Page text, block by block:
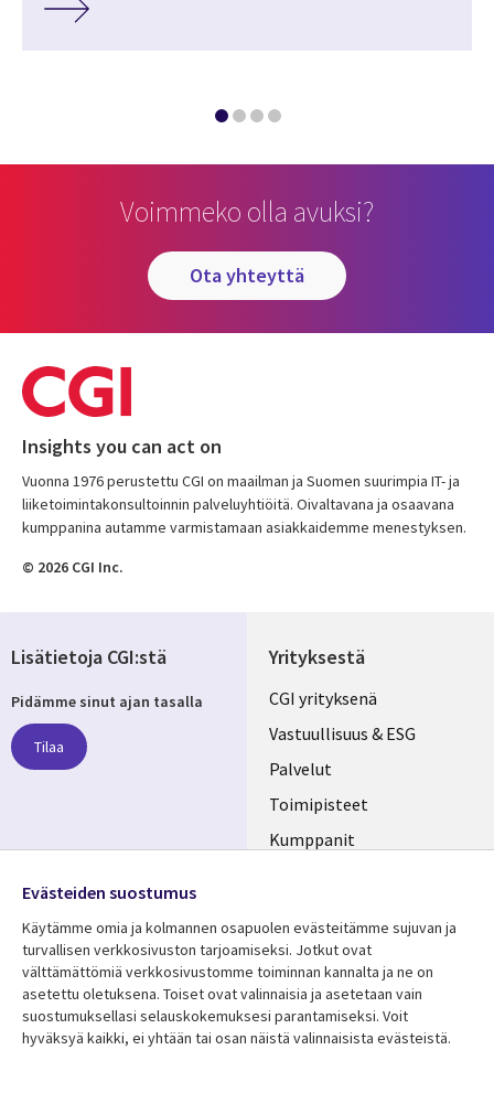
Voimmeko olla avuksi?
ota yhteyttä
Insights you can act on
Vuonna 1976 perustettu CGI on maailman ja Suomen suurimpia IT- ja
liiketoimintakonsultoinnin palveluyhtiöitä. Oivaltavana ja osaavana
kumppanina autamme varmistamaan asiakkaidemme menestyksen.
© 2026 CGI Inc.
Yrityksestä
Useful
links
FINLAND
CGI yrityksenä
Vastuullisuus & ESG
Palvelut
Toimipisteet
Kumppanit
Resurssikeskus
Library
Asiakastarinat
Lisätietoa
Legal
Tietosuoja
Lisätietoja CGI:stä
Pidämme sinut ajan tasalla
Tilaa
Media
FINLAND
Evästeiden suostumus
Käytämme omia ja kolmannen osapuolen evästeitämme sujuvan ja
turvallisen verkkosivuston tarjoamiseksi. Jotkut ovat
välttämättömiä verkkosivustomme toiminnan kannalta ja ne on
asetettu oletuksena. Toiset ovat valinnaisia ​​ja asetetaan vain
suostumuksellasi selauskokemuksesi parantamiseksi. Voit
hyväksyä kaikki, ei yhtään tai osan näistä valinnaisista evästeistä.